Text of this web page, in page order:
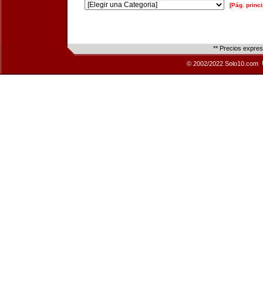
[Pág.
** Precios
© 2002/2022 Solo10.com